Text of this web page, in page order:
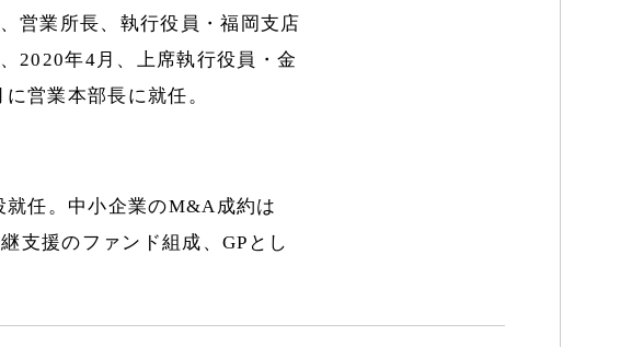
営業所長、執行役員・福岡支店
2020年4月、上席執行役員・金
営業本部長に就任。
任。中小企業のM&A成約は
支援のファンド組成、GPとし